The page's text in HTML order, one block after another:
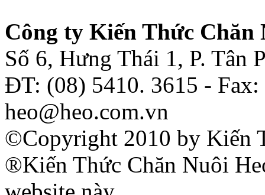
Công ty Kiến Thức Chăn
Số 6, Hưng Thái 1, P. Tân
ĐT: (08) 5410. 3615 -
heo@heo.com.vn
©Copyright 2010 by Kiến
®Kiến Thức Chăn Nuôi